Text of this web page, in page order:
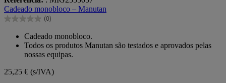
em
5
estrelas.
Cadeado monobloco – Manutan
(0)
0.0
estrelas.
Cadeado monobloco.
Todos os produtos Manutan são testados e aprovados pelas
nossas equipas.
25,25 € (s/IVA)